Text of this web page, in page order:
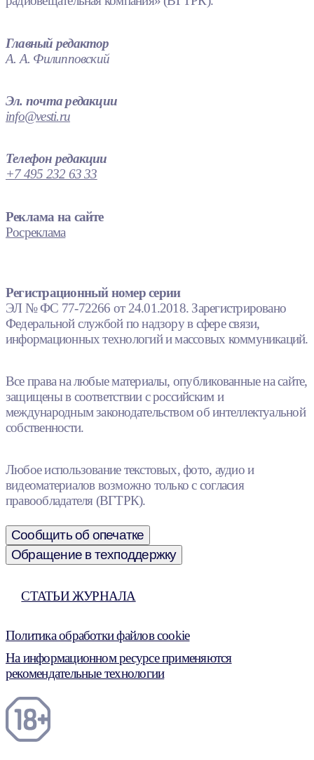
Главный редактор
А. А. Филипповский
Эл. почта редакции
info@vesti.ru
Телефон редакции
+7 495 232 63 33
Реклама на сайте
Росреклама
Регистрационный номер серии
ЭЛ № ФС 77-72266 от 24.01.2018. Зарегистрировано
Федеральной службой по надзору в сфере связи,
информационных технологий и массовых коммуникаций.
Все права на любые материалы, опубликованные на сайте,
защищены в соответствии с российским и
международным законодательством об интеллектуальной
собственности.
Любое использование текстовых, фото, аудио и
видеоматериалов возможно только с согласия
правообладателя (ВГТРК).
Сообщить об опечатке
Обращение в техподдержку
СТАТЬИ ЖУРНАЛА
Политика обработки файлов cookie
На информационном ресурсе применяются
рекомендательные технологии